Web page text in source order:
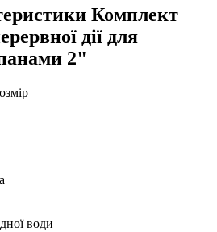
Комплект
дії для
2"
води